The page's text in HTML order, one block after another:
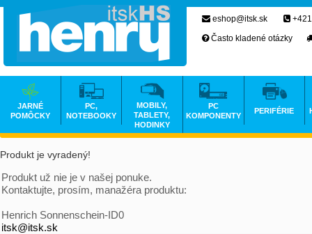
Produkt je vyradený!
Produkt už nie je v našej ponuke.
Kontaktujte, prosím, manažéra produktu:
Henrich Sonnenschein-ID0
itsk@itsk.sk
eshop@itsk.sk
Často kladené otázky
JARNÉ
POMÔCKY
PC,
NOTEBOOKY
MOBILY,
TABLETY,
HODINKY
PC
KOMPONENTY
PERIFÉRIE